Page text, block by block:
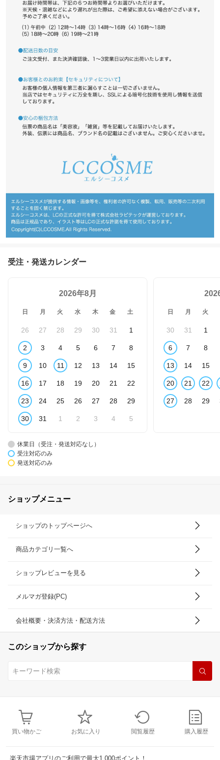
受注・発送カレンダー
2026年8月
日 月 火 水 木 金 土
26 27 28 29 30 31 1
2 3 4 5 6 7 8
9 10 11 12 13 14 15
16 17 18 19 20 21 22
23 24 25 26 27 28 29
30 31 1 2 3 4 5
日 月 火
30 31 1
6 7 8
13 14 15
20 21 22
27 28 29
休業日（受注・発送対応なし）
受注対応のみ
発送対応のみ
ショップメニュー
ショップのトップページへ
商品カテゴリ一覧へ
ショップレビューを見る
メルマガ登録(PC)
会社概要・決済方法・配送方法
このショップから探す
買い物かご お気に入り 閲覧履歴 購入履歴
楽天市場アプリのご利用で最大1,000ポイント！